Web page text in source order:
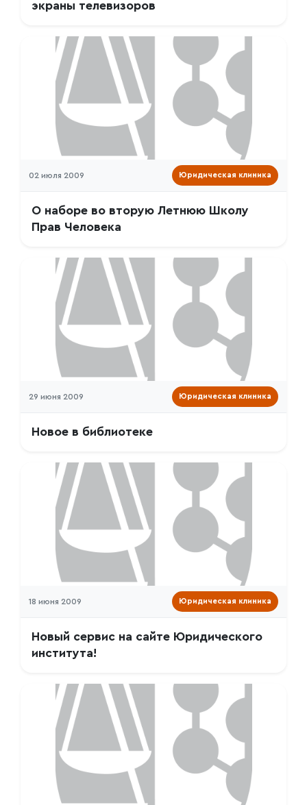
экраны телевизоров
02 июля 2009 Юридическая клиника
О наборе во вторую Летнюю Школу
Прав Человека
29 июня 2009 Юридическая клиника
Новое в библиотеке
18 июня 2009 Юридическая клиника
Новый сервис на сайте Юридического
института!